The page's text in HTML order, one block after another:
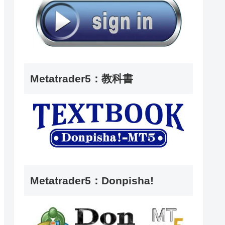
Metatrader5：教科書
Metatrader5：Donpisha!